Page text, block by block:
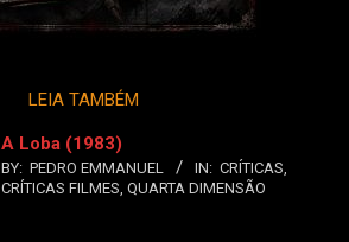
LEIA TAMBÉM
A Loba (1983)
BY: PEDRO EMMANUEL IN: CRÍTICAS
CRÍTICAS FILMES QUARTA DIMENSÃO